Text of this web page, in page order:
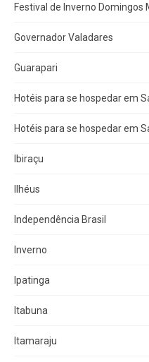
Festival de Inverno Domingos
Governador Valadares
Guarapari
Hotéis para se hospedar em
Hotéis para se hospedar em
Ibiraçu
Ilhéus
Independência Brasil
Inverno
Ipatinga
Itabuna
Itamaraju